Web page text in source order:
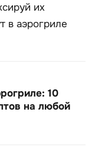
их
в аэрогриле
10
на любой